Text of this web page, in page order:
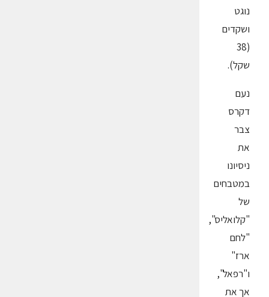
נוגט
ושקדים
(38
שקל).
נעם
דקרס
צבר
את
ניסיונו
במטבחים
של
"קלואליס",
"לחם
ארז"
ו"רפאל",
אך את